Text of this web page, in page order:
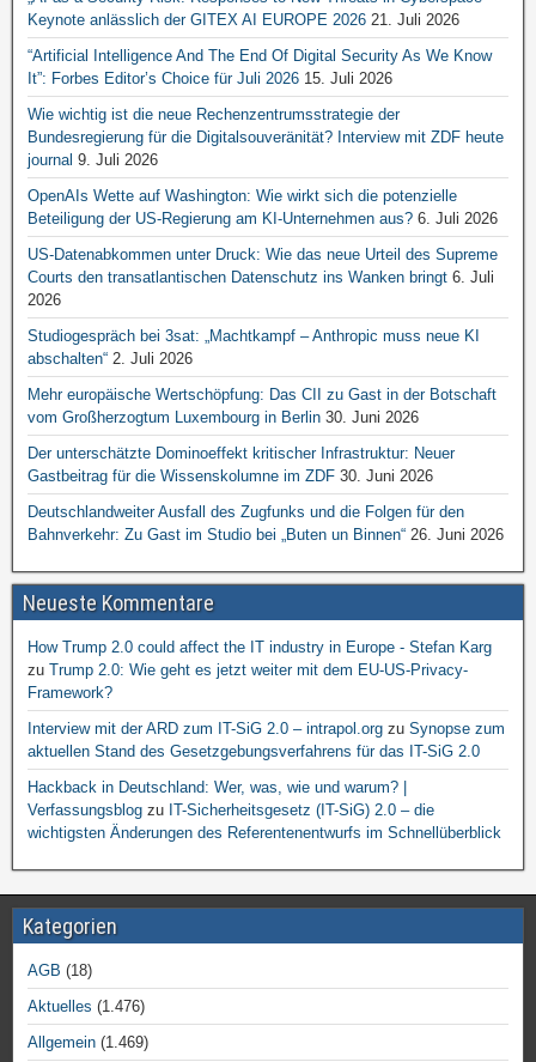
Keynote anlässlich der GITEX AI EUROPE 2026 21. Juli 2026
“Artificial Intelligence And The End Of Digital Security As We Know
It”: Forbes Editor’s Choice für Juli 2026 15. Juli 2026
Wie wichtig ist die neue Rechenzentrumsstrategie der
Bundesregierung für die Digitalsouveränität? Interview mit ZDF heute
journal 9. Juli 2026
OpenAIs Wette auf Washington: Wie wirkt sich die potenzielle
Beteiligung der US-Regierung am KI-Unternehmen aus? 6. Juli 2026
US-Datenabkommen unter Druck: Wie das neue Urteil des Supreme
Courts den transatlantischen Datenschutz ins Wanken bringt 6. Juli
2026
Studiogespräch bei 3sat: „Machtkampf – Anthropic muss neue KI
abschalten“ 2. Juli 2026
Mehr europäische Wertschöpfung: Das CII zu Gast in der Botschaft
vom Großherzogtum Luxembourg in Berlin 30. Juni 2026
Der unterschätzte Dominoeffekt kritischer Infrastruktur: Neuer
Gastbeitrag für die Wissenskolumne im ZDF 30. Juni 2026
Deutschlandweiter Ausfall des Zugfunks und die Folgen für den
Bahnverkehr: Zu Gast im Studio bei „Buten un Binnen“ 26. Juni 2026
Neueste Kommentare
How Trump 2.0 could affect the IT industry in Europe - Stefan Karg
zu Trump 2.0: Wie geht es jetzt weiter mit dem EU-US-Privacy-
Framework?
Interview mit der ARD zum IT-SiG 2.0 – intrapol.org zu Synopse zum
aktuellen Stand des Gesetzgebungsverfahrens für das IT-SiG 2.0
Hackback in Deutschland: Wer, was, wie und warum? |
Verfassungsblog zu IT-Sicherheitsgesetz (IT-SiG) 2.0 – die
wichtigsten Änderungen des Referentenentwurfs im Schnellüberblick
Kategorien
AGB (18)
Aktuelles (1.476)
Allgemein (1.469)